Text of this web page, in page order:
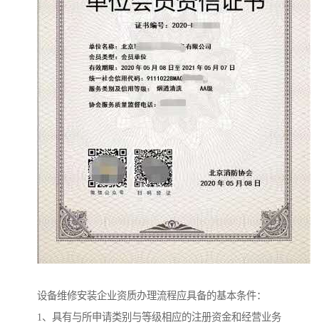
设备维修安装企业资质办理流程应具备的基本条件：
1、具有与所申请类别与等级相应的注册资金和经营业务